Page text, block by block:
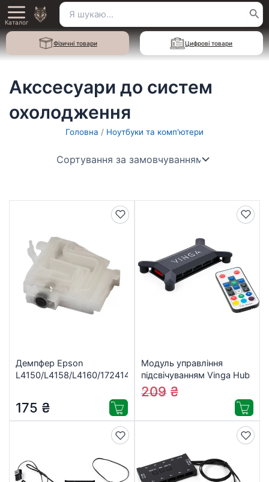
Перейти
до
вмісту
Main
Menu
Каталог
Пошук
для:
Фізичні товари Цифрові товари
Акссесуари до систем
охолодження
Головна / Ноутбуки та комп'ютери
Демпфер Epson
L4150/L4158/L4160/1724143,
175 ₴
Модуль управління
підсвічуванням Vinga Hub
Barbarian&Orc
230₴
209 ₴